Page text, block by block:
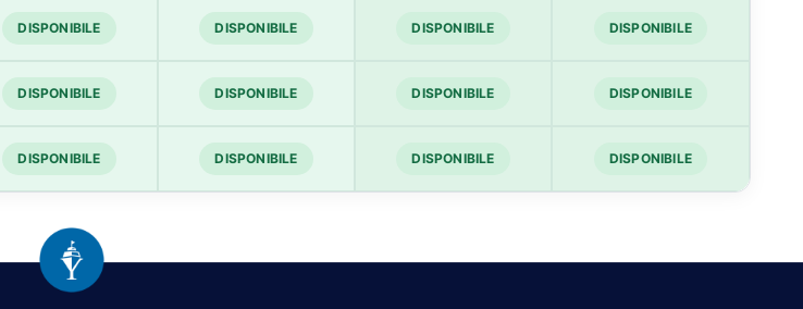
DISPONIBILE DISPONIBILE DISPONIBILE DISPONIBILE
DISPONIBILE DISPONIBILE DISPONIBILE DISPONIBILE
DISPONIBILE DISPONIBILE DISPONIBILE DISPONIBILE